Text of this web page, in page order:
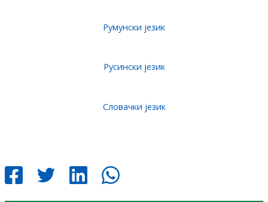
Румунски језик
Русински језик
Словачки језик